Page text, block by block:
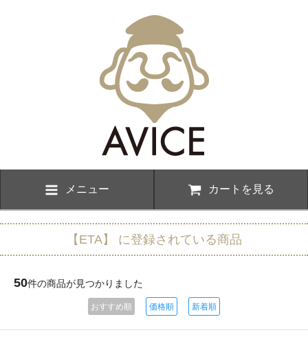
メニュー カートを見る
【ETA】 に登録されている商品
50件の商品が見つかりました
おすすめ順 価格順 新着順